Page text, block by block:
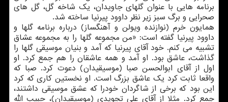
برنامه هایی با عنوان گلهای جاویدان، یک شاخه گل، گل های
صحرایی و برگ سبز زیر نظر داوود پیرنیا ساخته شد.
همایون خرم (نوازنده ویولن و آهنگساز) درباره برنامه گلها و
داوود پیرنیا گفته است: «من مجموعه گلها را به مجموعه عشاق
تشبیه می کنم. خود آقای پیرنیا که آمد و بنیان موسیقی گلها را
گذاشت، عاشق بود. او آمد و همه عاشقان را هم جمع کرد. او
اول از آقای ابوالحسن صبا (موسیقیدان) دعوت کرد. صبا که
واقعا ثابت کرد یک عاشق بزرگ است. او نخستین کاری که کرد
این بود که برخی از شاگردان خودرا که عشق موسیقی داشتند،
جمع کرد. مثلا از آقای علی تجویدی (موسیقیدان)، حبیب الله